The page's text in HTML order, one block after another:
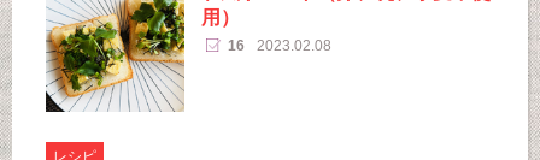
用）
16 2023.02.08
レシピ